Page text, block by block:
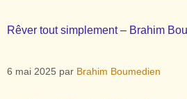
Rêver tout simplement – Brahim
6 mai 2025 par Brahim Boumedien